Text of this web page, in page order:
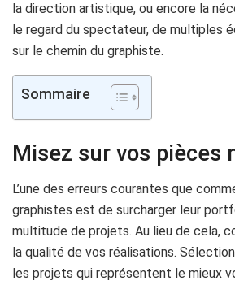
la direction artistique, ou encore la
le regard du spectateur, de multiples
sur le chemin du graphiste.
Sommaire
Misez sur vos pièces
L’une des erreurs courantes que
graphistes est de surcharger leur
multitude de projets. Au lieu de cela,
la qualité de vos réalisations.
les projets qui représentent le mieux